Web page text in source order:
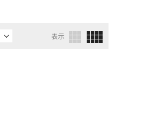
表示